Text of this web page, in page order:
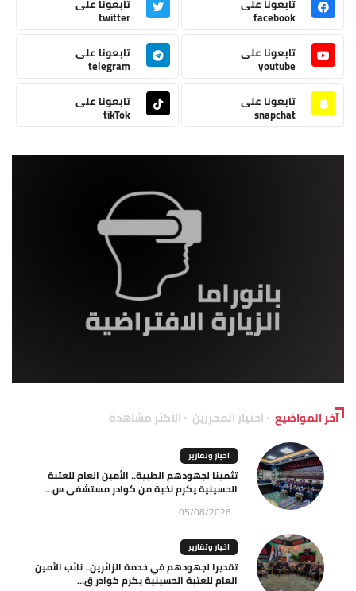
تابعونا على
facebook
تابعونا على
twitter
تابعونا على
youtube
تابعونا على
telegram
تابعونا على
snapchat
تابعونا على
tikTok
آخر المواضيع اختيار المحررين الاكثر مشاهدة
اخبار وتقارير
تثمينا لجهودهم الطبية.. الأمين العام للعتبة
الحسينية يكرم نخبة من كوادر مستشفى س...
05/08/2026
اخبار وتقارير
تقديرا لجهودهم في خدمة الزائرين.. نائب الأمين
العام للعتبة الحسينية يكرم كوادر ق...